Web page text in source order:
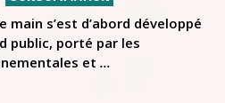
main s’est d’abord développé
public, porté par les
et ...